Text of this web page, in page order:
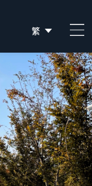
繁
简
EN